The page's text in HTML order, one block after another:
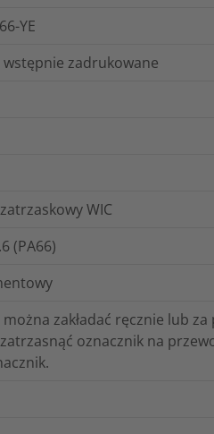
YE
wstępnie zadrukowane
WIC
(PA66)
można zakładać ręcznie lub
oznacznik na